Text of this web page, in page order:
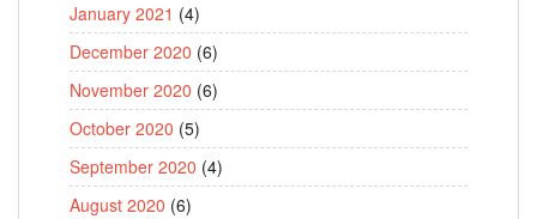
January 2021 (4)
December 2020 (6)
November 2020 (6)
October 2020 (5)
September 2020 (4)
August 2020 (6)